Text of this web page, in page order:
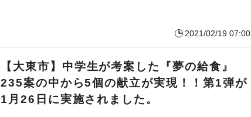
2021/02/19 07:00
【大東市】中学生が考案した『夢の給食』
235案の中から5個の献立が実現！！第1弾が
1月26日に実施されました。